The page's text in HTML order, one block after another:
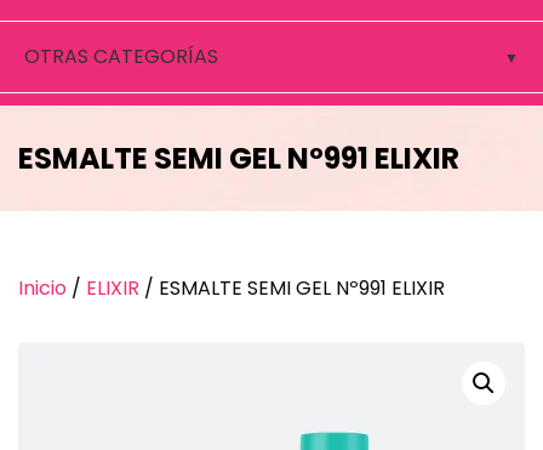
OTRAS CATEGORÍAS
ESMALTE SEMI GEL Nº991 ELIXIR
Inicio / ELIXIR / ESMALTE SEMI GEL Nº991 ELIXIR